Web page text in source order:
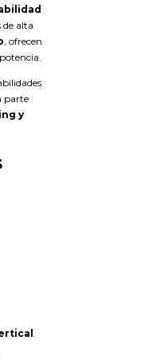
de alta
, ofrecen
parte
y